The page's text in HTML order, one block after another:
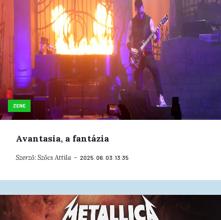
ZENE
Avantasia, a fantázia
Szerző:Szőcs Attila 2025. 06. 03. 13:35